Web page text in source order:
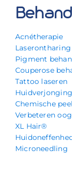
Acnétherapie
Laserontharing
Pigment
Couperose
Tattoo laseren
Huidverjonging
Chemische
Verbeteren
XL Hair®
Microneedling